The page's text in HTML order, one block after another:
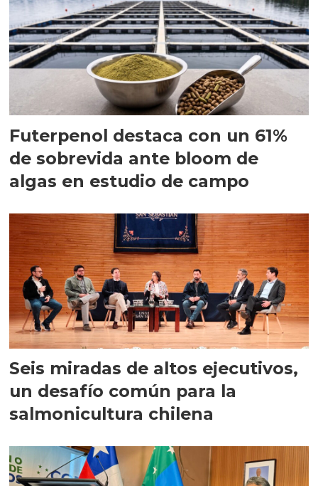
Futerpenol destaca con un 61%
de sobrevida ante bloom de
algas en estudio de campo
Seis miradas de altos ejecutivos,
un desafío común para la
salmonicultura chilena